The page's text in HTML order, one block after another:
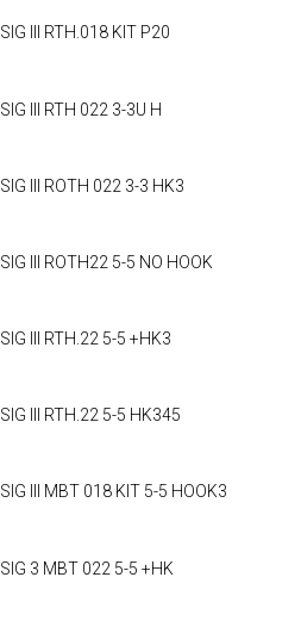
SIG III RTH.018 KIT P20
SIG III RTH 022 3-3U H
SIG III ROTH 022 3-3 HK3
SIG III ROTH22 5-5 NO HOOK
SIG III RTH.22 5-5 +HK3
SIG III RTH.22 5-5 HK345
SIG III MBT 018 KIT 5-5 HOOK3
SIG 3 MBT 022 5-5 +HK